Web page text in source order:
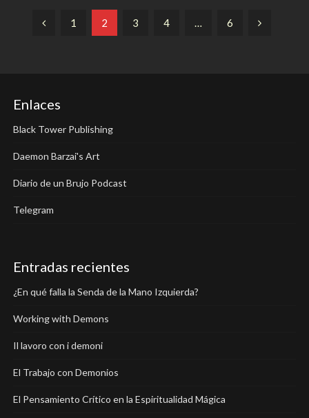
Paginación
1 2 3 4 … 6
Enlaces
Black Tower Publishing
Daemon Barzai's Art
Diario de un Brujo Podcast
Telegram
Entradas recientes
¿En qué falla la Senda de la Mano Izquierda?
Working with Demons
Il lavoro con i demoni
El Trabajo con Demonios
El Pensamiento Crítico en la Espiritualidad Mágica